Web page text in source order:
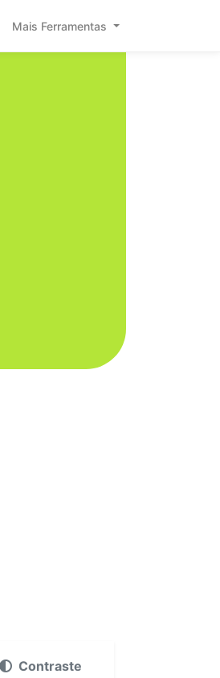
Mais Ferramentas
Contraste